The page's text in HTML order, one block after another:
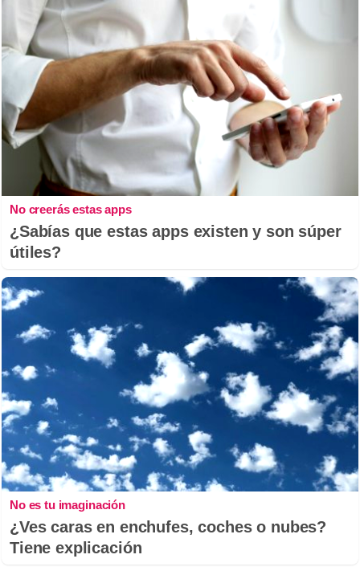
No creerás estas apps
¿Sabías que estas apps existen y son súper
útiles?
No es tu imaginación
¿Ves caras en enchufes, coches o nubes?
Tiene explicación